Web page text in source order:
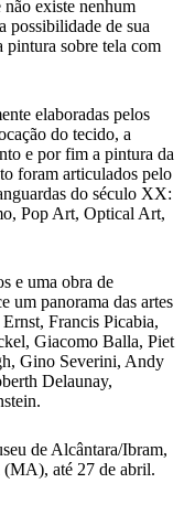
existe nenhum
possibilidade de sua
pintura sobre tela com
elaboradas pelos
do tecido, a
e por fim a pintura da
foram articulados pelo
do século XX:
Pop Art, Optical Art,
e uma obra de
um panorama das artes
Francis Picabia,
Giacomo Balla, Piet
Gino Severini, Andy
Delaunay,
de Alcântara/Ibram,
(MA), até 27 de abril.